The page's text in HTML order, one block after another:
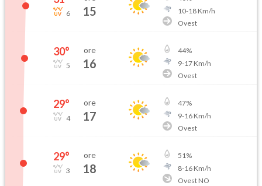
6 15
10-18Km/h
Ovest
30°
5
ore
16
44%
9-17Km/h
Ovest
29°
4
ore
17
47%
9-16Km/h
Ovest
29°
3
ore
18
51%
8-16Km/h
Ovest NO